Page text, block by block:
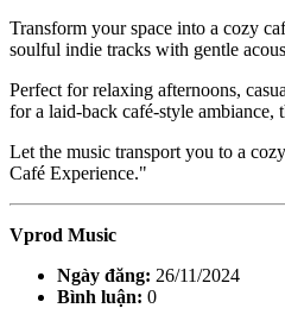
Transform your space into a cozy
soulful indie tracks with gentle
Perfect for relaxing afternoons,
for a laid-back café-style
Let the music transport you to a
Café Experience."
Vprod Music
Ngày đăng: 26/11/2024
Bình luận: 0